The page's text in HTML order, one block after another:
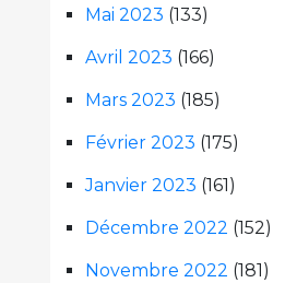
Mai 2023 (133)
Avril 2023 (166)
Mars 2023 (185)
Février 2023 (175)
Janvier 2023 (161)
Décembre 2022 (152)
Novembre 2022 (181)